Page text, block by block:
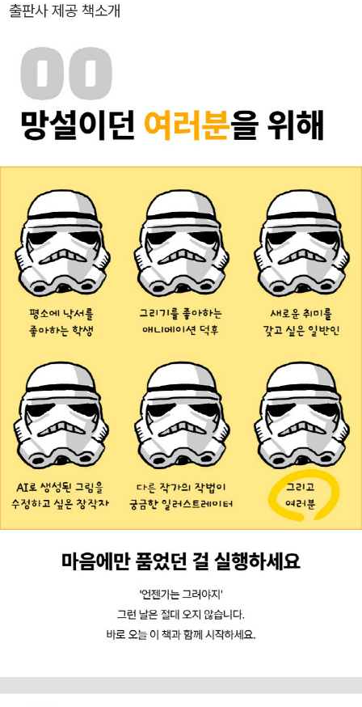
OOTH)라는 콘텐츠 플랫폼에 공유하고 있다.
스크럼 마스터가 된 건에 관하여』, 『처음 배우는 그래픽 레코딩』, 『사
고법 도감』, 『딥러닝을 위한 수학』, 『비즈니스 프레임워크 도감』, 『인
공지능을 위한 수학』, 『1억배 빠른 양자 컴퓨터가 온다』, 『스프링 철
저 입문』, 『클라우드 인프라와 API의 구조』, 『TCP/IP 쉽게, 더 쉽
게』, 『네트워크 엔지니어의 교과서』, 『XCODE로 배우는 코코아 프
로그래밍』, 『OBJECTIVE C』가 있다.
출판사 제공 책소개